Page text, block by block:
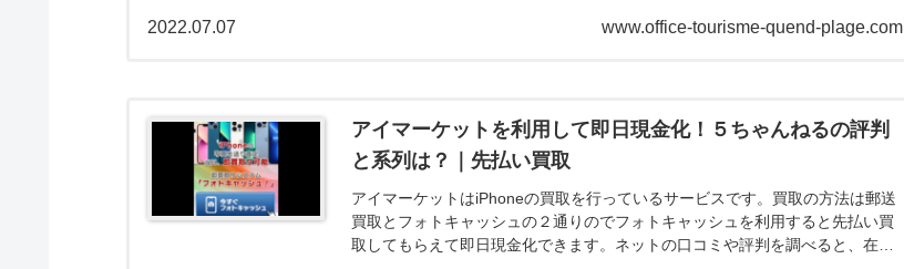
www.office-tourisme-quend-plage.com
2022.07.07
アイマーケットを利用して即日現金化！５ちゃんねるの評判
と系列は？｜先払い買取
アイマーケットはiPhoneの買取を行っているサービスです。買取の方法は郵送
買取とフォトキャッシュの２通りのでフォトキャッシュを利用すると先払い買
取してもらえて即日現金化できます。ネットの口コミや評判を調べると、在籍